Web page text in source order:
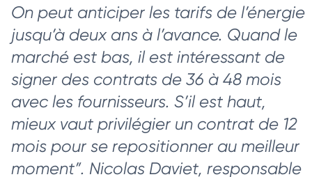
On peut anticiper les tarifs de l’énergie
jusqu’à deux ans à l’avance. Quand le
marché est bas, il est intéressant de
signer des contrats de 36 à 48 mois
avec les fournisseurs. S’il est haut,
mieux vaut privilégier un contrat de 12
mois pour se repositionner au meilleur
moment”. Nicolas Daviet, responsable